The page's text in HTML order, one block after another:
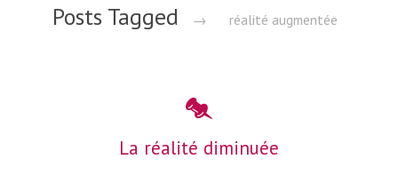
Posts Tagged → réalité augmentée
La réalité diminuée